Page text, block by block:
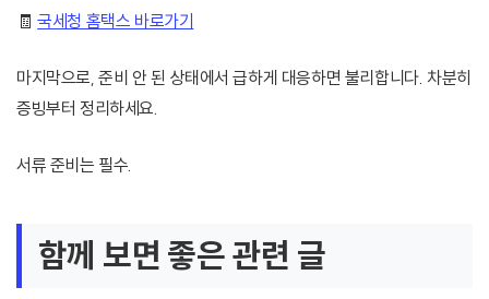
🧾국세청 홈택스 바로가기
마지막으로, 준비 안 된 상태에서 급하게 대응하면 불리합니다. 차분히
증빙부터 정리하세요.
서류 준비는 필수.
함께 보면 좋은 관련 글